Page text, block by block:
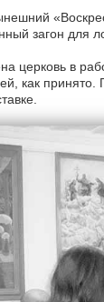
загон для
церковь в
как